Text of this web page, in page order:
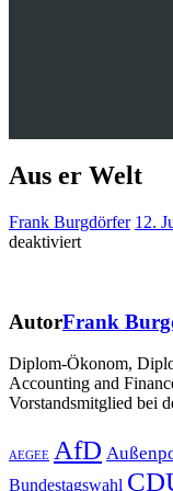
Aus er Welt
Frank Burgdörfer 12.
deaktiviertfür
AutorFrank
Diplom-Ökonom,
Accounting and
Vorstandsmitglied bei
AEGEE AfD
Bundestagswahl